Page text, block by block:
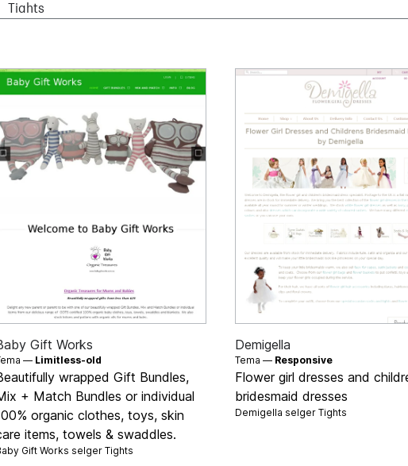
Gift Works
— Limitless-old
wrapped Gift Bundles,
+ Match Bundles or individual
organic clothes, toys, skin
items, towels & swaddles.
Gift Works selger Tights
Demigella
Tema — Responsive
Flower girl dresses and
bridesmaid dresses
Demigella selger Tights